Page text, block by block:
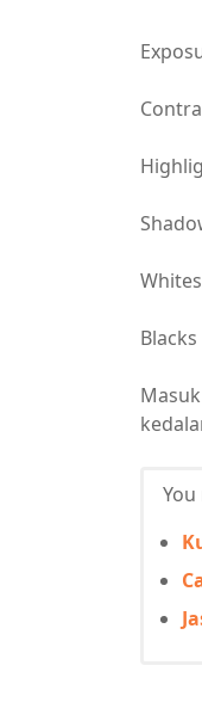
Blacks
You